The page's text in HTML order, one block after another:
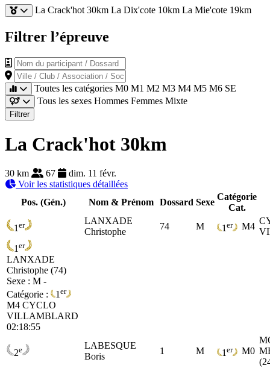
La Crack'hot 30km La Dix'cote 10km La Mie'cote 19km
Filtrer l’épreuve
Nom du participant / Dossard
Ville / Club / Association / Société
Toutes les catégories M0 M1 M2 M3 M4 M5 M6 SE
Tous les sexes Hommes Femmes Mixte
Filtrer
La Crack'hot 30km
30 km 67
dim. 11 févr.
Voir les statistiques détaillées
Pos. (Gén.)
Nom & Prénom Dossard Sexe
Catégorie
Cat.
1 er
LANXADE
Christophe
74 M 1 er M4
1 er
LANXADE
Christophe (74)
Sexe : M -
Catégorie :
1 er
M4 CYCLO
VILLAMBLARD
02:18:55
2e
LABESQUE
Boris
1 M 1 er M0